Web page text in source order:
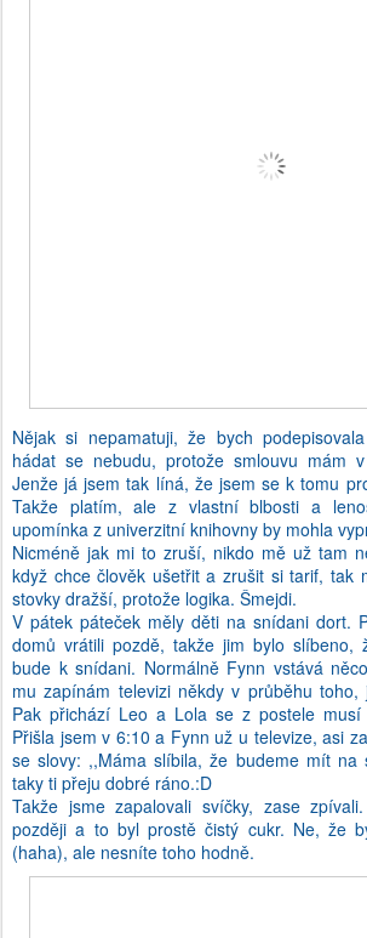
Nějak si nepamatuji, že bych
hádat se nebudu, protože smlouvu mám
Jenže já jsem tak líná, že jsem se k tomu
Takže platím, ale z vlastní blbosti a
upomínka z univerzitní knihovny by mohla
Nicméně jak mi to zruší, nikdo mě už tam
když chce člověk ušetřit a zrušit si tarif, tak
stovky dražší, protože logika. Šmejdi.
V pátek páteček měly děti na snídani dort.
domů vrátili pozdě, takže jim bylo slíbeno,
bude k snídani. Normálně Fynn vstává
mu zapínám televizi někdy v průběhu
Pak přichází Leo a Lola se z postele
Přišla jsem v 6:10 a Fynn už u televize, asi
se slovy: ,,Máma slíbila, že budeme mít na
taky ti přeju dobré ráno.:D
Takže jsme zapalovali svíčky, zase
později a to byl prostě čistý cukr. Ne, že
(haha), ale nesníte toho hodně.